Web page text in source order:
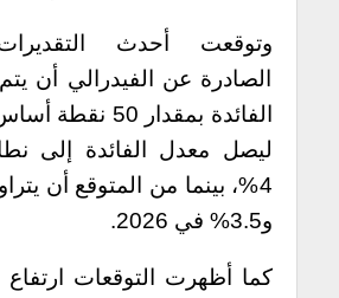
وتوقعت أحدث التقديرات
الصادرة عن الفيدرالي أن
و3.5% في 2026.
كما أظهرت التوقعات ارتفاع